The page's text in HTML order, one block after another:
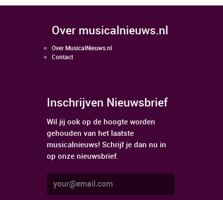
over musicalnieuws.nl
Over MusicalNieuws.nl
Contact
Inschrijven Nieuwsbrief
Wil jij ook op de hoogte worden
gehouden van het laatste
musicalnieuws! Schrijf je dan nu in
op onze nieuwsbrief.